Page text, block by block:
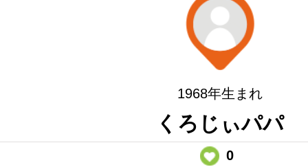
1968年生まれ
くろじぃパパ
0